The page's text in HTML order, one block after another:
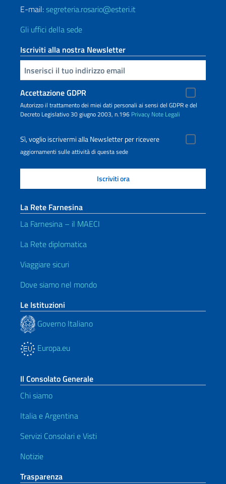
E-mail:segreteria.rosario@esteri.it
Gli uffici della sede
Iscriviti alla nostra Newsletter
Inserisci la tua email
Accettazione GDPR
Autorizzo il trattamento dei miei dati personali ai sensi del GDPR e del
Decreto Legislativo 30 giugno 2003, n.196 Privacy Note Legali
Sì, voglio iscrivermi alla Newsletter per ricevere
aggiornamenti sulle attività di questa sede
La Rete Farnesina
La Farnesina – il MAECI
La Rete diplomatica
Viaggiare sicuri
Dove siamo nel mondo
Le Istituzioni
Governo Italiano
Europa.eu
Il Consolato Generale
Chi siamo
Italia e Argentina
Servizi Consolari e Visti
Notizie
Trasparenza